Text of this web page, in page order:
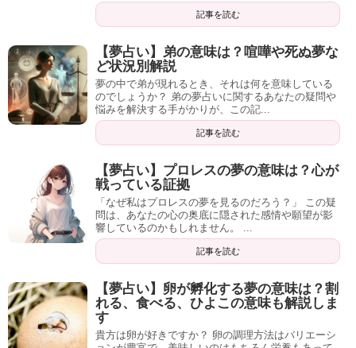
記事を読む
【夢占い】弟の意味は？喧嘩や死ぬ夢な
ど状況別解説
夢の中で弟が現れるとき、それは何を意味している
のでしょうか？ 弟の夢占いに関するあなたの疑問や
悩みを解決する手がかりが、この記...
記事を読む
【夢占い】プロレスの夢の意味は？心が
戦っている証拠
「なぜ私はプロレスの夢を見るのだろう？」 この疑
問は、あなたの心の奥底に隠された感情や願望が影
響しているのかもしれません。 ...
記事を読む
【夢占い】卵が孵化する夢の意味は？割
れる、食べる、ひよこの意味も解説しま
す
貴方は卵が好きですか？ 卵の調理方法はバリエーシ